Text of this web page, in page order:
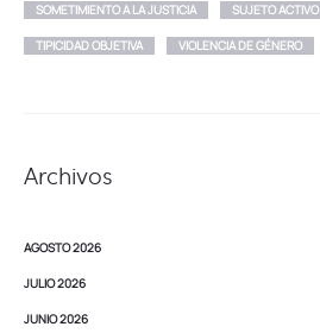
SOMETIMIENTO A LA JUSTICIA SUJETO ACTIVO
TIPICIDAD OBJETIVA VIOLENCIA DE GÉNERO
Archivos
AGOSTO 2026
JULIO 2026
JUNIO 2026